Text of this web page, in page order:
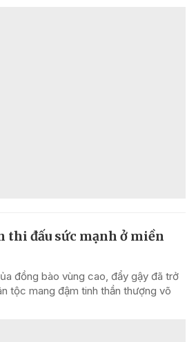
thi đấu sức mạnh ở miền
đồng bào vùng cao, đẩy gậy đã trở
tộc mang đậm tinh thần thượng võ